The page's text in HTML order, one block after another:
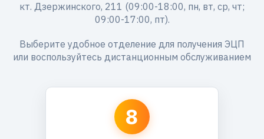
кт. Дзержинского, 211 (09:00-18:00, пн, вт, ср, чт;
09:00-17:00, пт).
Выберите удобное отделение для получения ЭЦП
или воспользуйтесь дистанционным обслуживанием
8